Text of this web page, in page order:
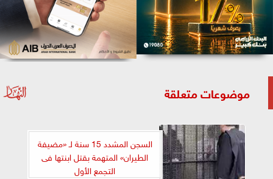
موضوعات متعلقة
السجن المشدد 15 سنة لـ «مضيفة
الطيران» المتهمة بقتل ابنتها فى
التجمع الأول